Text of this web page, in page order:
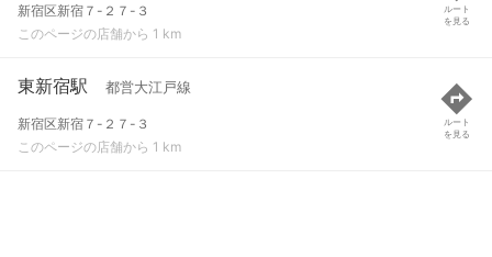
新宿区新宿７-２７-３
このページの店舗から 1 km
ルート
を見る
東新宿駅 都営大江戸線
新宿区新宿７-２７-３
このページの店舗から 1 km
ルート
を見る